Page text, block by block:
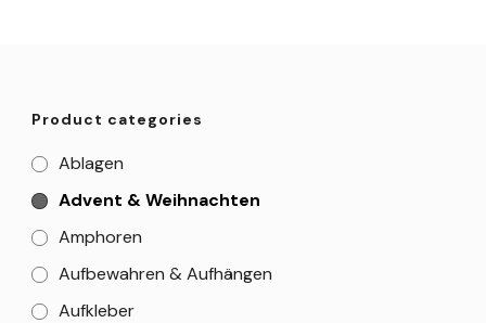
Product categories
Ablagen
Advent & Weihnachten
Amphoren
Aufbewahren & Aufhängen
Aufkleber